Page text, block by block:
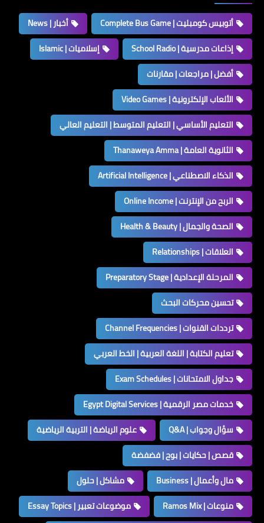
أتوبيس كومبليت | Complete Bus Game
أخبار | News
إذاعات مدرسية | School Radio
إسلاميات | Islamic
أفضل | مراجعات | مقارنات
الألعاب الإلكترونية | Video Games
التعليم الأساسي | التعليم المتوسط | التعليم العالي
الثانوية العامة | Thanaweya Amma
الذكاء الاصطناعي | Artificial Intelligence
الربح من الإنترنت | Online Income
الصحة والجمال | Health & Beauty
العلاقات | Relationships
المرحلة الإعدادية | Preparatory Stage
تحسين محركات البحث
ترددات القنوات | Channel Frequencies
تعليم الكتابة | اللغة العربية | الخط العربي
جداول الامتحانات | Exam Schedules
خدمات مصر الرقمية | Egypt Digital Services
سؤال وجواب | Q&A
علوم الرياضة | التربية الرياضية
قصص | حكايات | بوح | فضفضة
مال وأعمال | Business
مشاكل | حلول
منوعات | Ramos Mix
موضوعات تعبير | Essay Topics